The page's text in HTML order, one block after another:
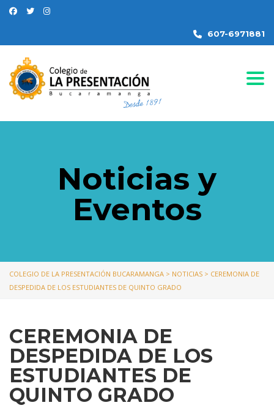
607-6971881
Noticias y
Eventos
COLEGIO DE LA PRESENTACIÓN BUCARAMANGA > NOTICIAS > CEREMONIA DE
DESPEDIDA DE LOS ESTUDIANTES DE QUINTO GRADO
CEREMONIA DE
DESPEDIDA DE LOS
ESTUDIANTES DE
QUINTO GRADO